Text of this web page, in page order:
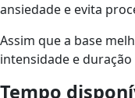
ansiedade e evita
Assim que a base
intensidade e
Tempo